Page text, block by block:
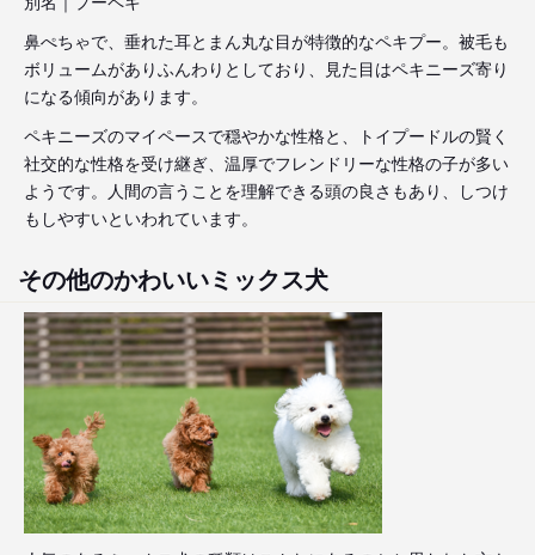
鼻ぺちゃで、垂れた耳とまん丸な目が特徴的なペキプー。被毛も
ボリュームがありふんわりとしており、見た目はペキニーズ寄り
になる傾向があります。
ペキニーズのマイペースで穏やかな性格と、トイプードルの賢く
社交的な性格を受け継ぎ、温厚でフレンドリーな性格の子が多い
ようです。人間の言うことを理解できる頭の良さもあり、しつけ
もしやすいといわれています。
その他のかわいいミックス犬